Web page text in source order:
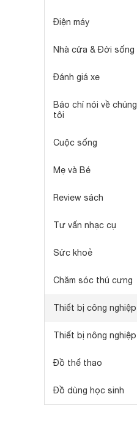
Điện máy
Nhà cửa & Đời sống
Đánh giá xe
Báo chí nói về chúng
tôi
Cuộc sống
Mẹ và Bé
Review sách
Tư vấn nhạc cụ
Sức khoẻ
Chăm sóc thú cưng
Thiết bị công nghiệp
Thiết bị nông nghiệp
Đồ thể thao
Đồ dùng học sinh